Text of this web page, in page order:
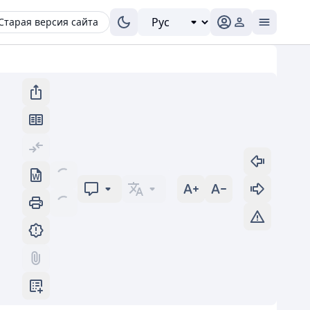
версия сайта